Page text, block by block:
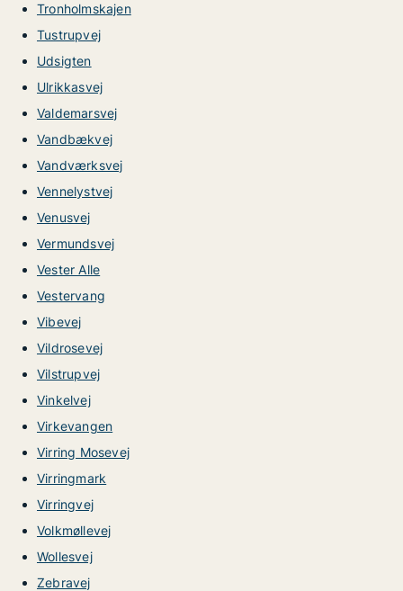
Tronholmskajen
Tustrupvej
Udsigten
Ulrikkasvej
Valdemarsvej
Vandbækvej
Vandværksvej
Vennelystvej
Venusvej
Vermundsvej
Vester Alle
Vestervang
Vibevej
Vildrosevej
Vilstrupvej
Vinkelvej
Virkevangen
Virring Mosevej
Virringmark
Virringvej
Volkmøllevej
Wollesvej
Zebravej